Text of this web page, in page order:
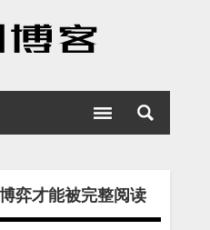
弈才能被完整阅读